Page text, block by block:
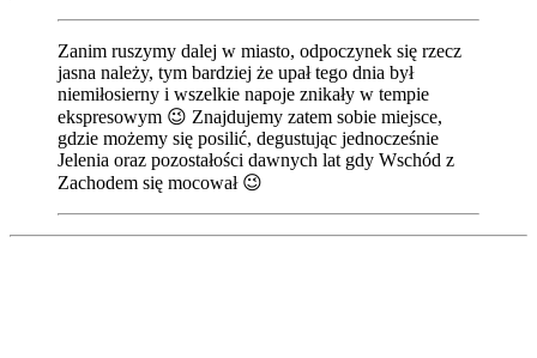
Zanim ruszymy dalej w miasto, odpoczynek się rzecz
jasna należy, tym bardziej że upał tego dnia był
niemiłosierny i wszelkie napoje znikały w tempie
ekspresowym 😉 Znajdujemy zatem sobie miejsce,
gdzie możemy się posilić, degustując jednocześnie
Jelenia oraz pozostałości dawnych lat gdy Wschód z
Zachodem się mocował 😉